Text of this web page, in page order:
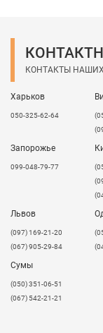
Обработка
КОНТАКТЫ
Харьков
050-325-62-64
Запорожье
099-048-79-77
Львов
​(097) 169-21-20
(067) 905-29-84
Сумы
(050) 351-06-51
(067) 542-21-21